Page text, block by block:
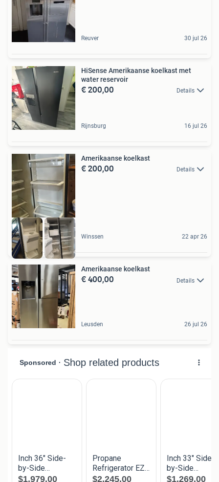
Reuver 30 jul 26
HiSense Amerikaanse koelkast met
water reservoir
€ 200,00 Details
Rijnsburg 16 jul 26
Amerikaanse koelkast
€ 200,00 Details
Winssen 22 apr 26
Amerikaanse koelkast
€ 400,00 Details
Leusden 26 jul 26